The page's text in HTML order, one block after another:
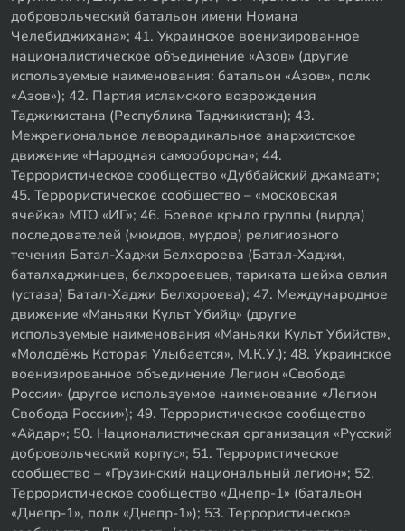
добровольческий батальон имени Номана
Челебиджихана»; 41. Украинское военизированное
националистическое объединение «Азов» (другие
используемые наименования: батальон «Азов», полк
«Азов»); 42. Партия исламского возрождения
Таджикистана (Республика Таджикистан); 43.
Межрегиональное леворадикальное анархистское
движение «Народная самооборона»; 44.
Террористическое сообщество «Дуббайский джамаат»;
45. Террористическое сообщество – «московская
ячейка» МТО «ИГ»; 46. Боевое крыло группы (вирда)
последователей (мюидов, мурдов) религиозного
течения Батал-Хаджи Белхороева (Батал-Хаджи,
баталхаджинцев, белхороевцев, тариката шейха овлия
(устаза) Батал-Хаджи Белхороева); 47. Международное
движение «Маньяки Культ Убийц» (другие
используемые наименования «Маньяки Культ Убийств»,
«Молодёжь Которая Улыбается», М.К.У.); 48. Украинское
военизированное объединение Легион «Свобода
России» (другое используемое наименование «Легион
Свобода России»); 49. Террористическое сообщество
«Айдар»; 50. Националистическая организация «Русский
добровольческий корпус»; 51. Террористическое
сообщество – «Грузинский национальный легион»; 52.
Террористическое сообщество «Днепр-1» (батальон
«Днепр-1», полк «Днепр-1»); 53. Террористическое